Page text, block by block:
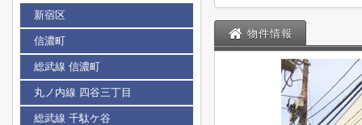
物件情報
新宿区
信濃町
総武線 信濃町
丸ノ内線 四谷三丁目
総武線 千駄ケ谷